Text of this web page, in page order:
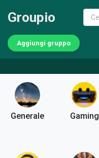
Groupio
Aggiungi gruppo
Generale Gaming